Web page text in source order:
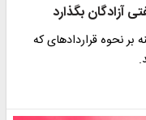
آزادگان بگذارد
نحوه قراردادهای که